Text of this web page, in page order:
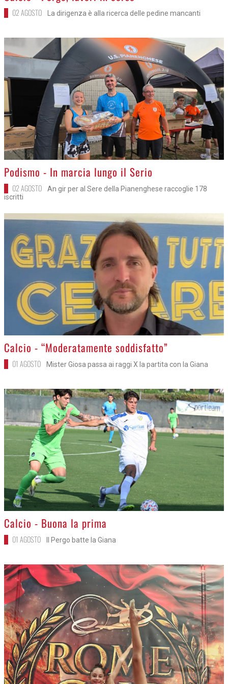
02 AGOSTO La dirigenza è alla ricerca delle pedine mancanti
>
Podismo - In marcia lungo il Serio
02 AGOSTO
An gir per al Sere della Pianenghese raccoglie 178
iscritti
>
Calcio - “Moderatamente soddisfatto”
01 AGOSTO Mister Giosa passa ai raggi X la partita con la Giana
>
Calcio - Buona la prima
01 AGOSTO Il Pergo batte la Giana